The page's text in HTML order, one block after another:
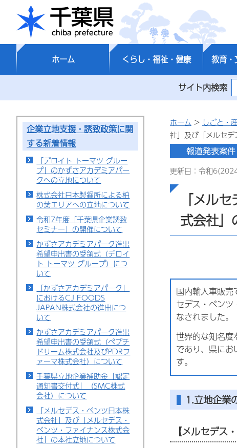
千葉県
ホーム くらし・福祉・健康 教育・
サイト内検索
企業立地支援・誘致政策に関
する新着情報
「デロイト トーマツ グルー
プ」のかずさアカデミアパー
クへの立地について
株式会社日本製鋼所による柏
の葉エリアへの立地について
令和7年度「千葉県企業誘致
セミナー」の開催について
かずさアカデミアパーク進出
希望申出書の受領式（デロイ
ト トーマツ グループ）につ
いて
「かずさアカデミアパーク」
におけるCJ FOODS
JAPAN株式会社の進出につ
いて
かずさアカデミアパーク進出
希望申出書の受領式（ペプチ
ドリーム株式会社及びPDRフ
ァーマ株式会社）について
千葉県立地企業補助金「認定
通知書交付式」（SMC株式
会社）について
「メルセデス・ベンツ日本株
式会社」及び「メルセデス・
ベンツ・ファイナンス株式会
社」の本社立地について
ホーム > しごと・
社」及び「メルセ
更新日：令和
「メル
式会社」
国内輸入車販
セデス・ベン
なされました。
世界的な知名度
であり、県に
す。
1.立地企業
【メルセデス